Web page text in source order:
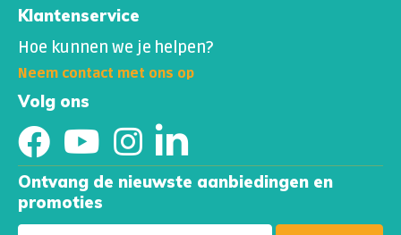
Klantenservice
Hoe kunnen we je helpen?
Neem contact met ons op
Volg ons
Ontvang de nieuwste aanbiedingen en
promoties